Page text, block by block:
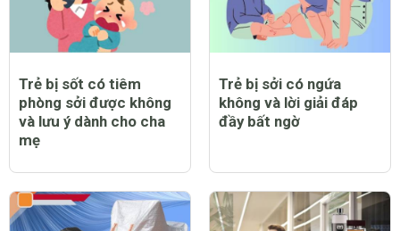
Trẻ bị sốt có tiêm
phòng sởi được không
và lưu ý dành cho cha
mẹ
Trẻ bị sởi có ngứa
không và lời giải đáp
đầy bất ngờ